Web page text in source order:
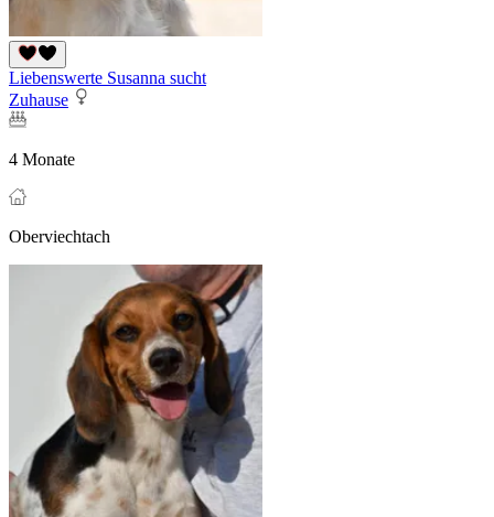
Liebenswerte Susanna sucht
Zuhause
4 Monate
Oberviechtach